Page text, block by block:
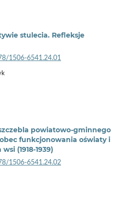
stulecia. Refleksje
1506-6541.24.01
powiatowo-gminnego
funkcjonowania oświaty i
(1918-1939)
1506-6541.24.02